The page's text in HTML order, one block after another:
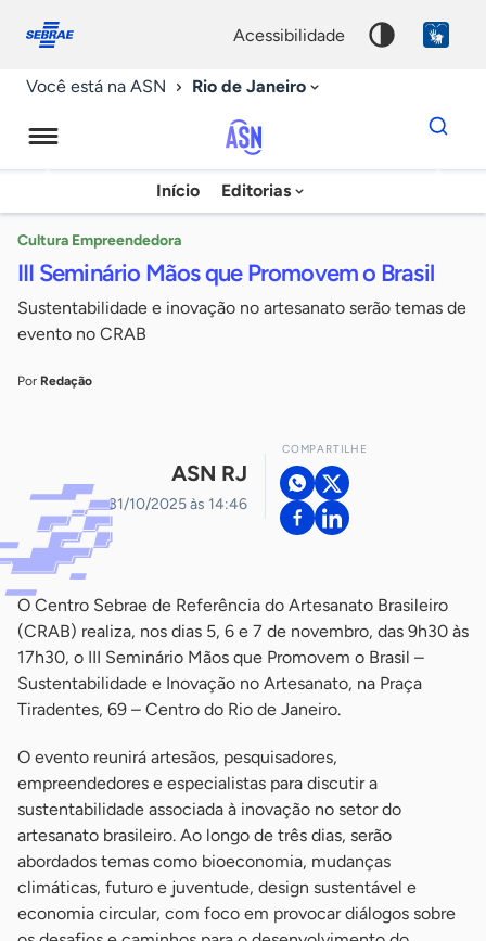
conosco
acessibilidade
Você está na ASN Rio de Janeiro
Agência
Sebrae
Notícias
Início Editorias
Dados
para
chave
Cultura Empreendedora
III Seminário Mãos que Promovem o Brasil
Sustentabilidade e inovação no artesanato serão temas de
evento no CRAB
Por Redação
ASN RJ
31/10/2025 às 14:46
COMPARTILHE
O Centro Sebrae de Referência do Artesanato Brasileiro
(CRAB) realiza, nos dias 5, 6 e 7 de novembro, das 9h30 às
17h30, o III Seminário Mãos que Promovem o Brasil –
Sustentabilidade e Inovação no Artesanato, na Praça
Tiradentes, 69 – Centro do Rio de Janeiro.
O evento reunirá artesãos, pesquisadores,
empreendedores e especialistas para discutir a
sustentabilidade associada à inovação no setor do
artesanato brasileiro. Ao longo de três dias, serão
abordados temas como bioeconomia, mudanças
climáticas, futuro e juventude, design sustentável e
economia circular, com foco em provocar diálogos sobre